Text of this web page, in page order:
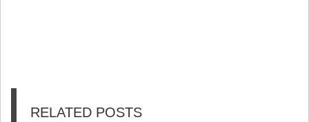
RELATED POSTS